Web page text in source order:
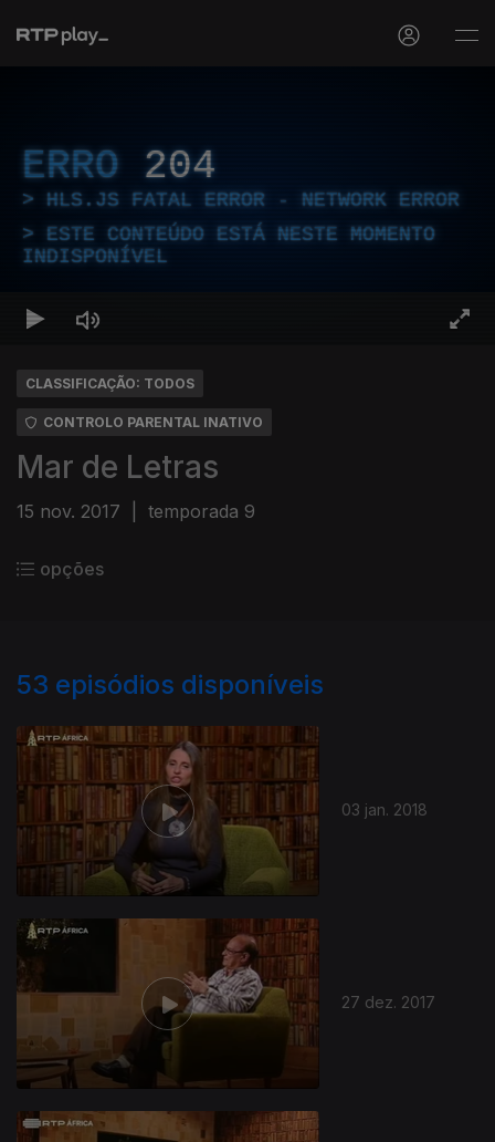
ERRO 204
HLS.JS FATAL ERROR - NETWORK ERROR
ESTE CONTEÚDO ESTÁ NESTE MOMENTO
INDISPONÍVEL
CLASSIFICAÇÃO: TODOS
CONTROLO PARENTAL INATIVO
Mar de Letras
15 nov. 2017 temporada 9
opções
53 episódios disponíveis
03 jan. 2018
27 dez. 2017